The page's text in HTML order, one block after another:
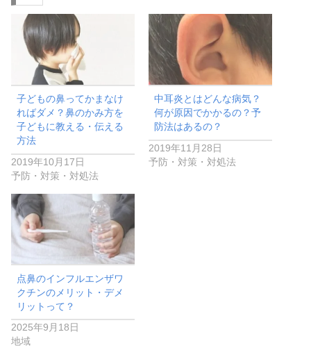
子どもの鼻ってかまなけ
ればダメ？鼻のかみ方を
子どもに教える・伝える
方法
2019年10月17日
予防・対策・対処法
中耳炎とはどんな病気？
何が原因でかかるの？予
防法はあるの？
2019年11月28日
予防・対策・対処法
点鼻のインフルエンザワ
クチンのメリット・デメ
リットって？
2025年9月18日
地域